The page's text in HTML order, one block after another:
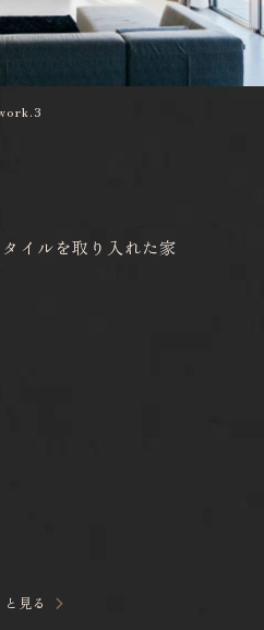
イルを取り入れた家
と見る